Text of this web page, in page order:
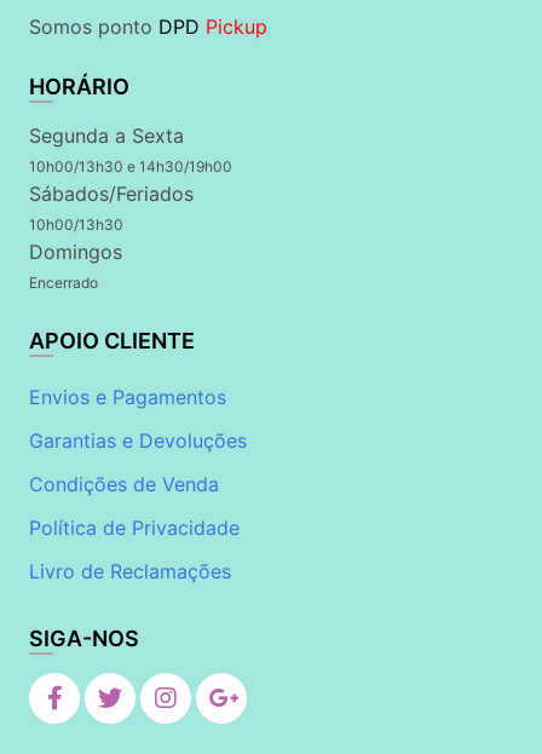
Somos ponto DPD Pickup
HORÁRIO
Segunda a Sexta
10h00/13h30 e 14h30/19h00
Sábados/Feriados
10h00/13h30
Domingos
Encerrado
APOIO CLIENTE
Envios e Pagamentos
Garantias e Devoluções
Condições de Venda
Política de Privacidade
Livro de Reclamações
SIGA-NOS